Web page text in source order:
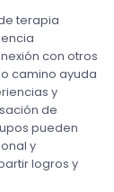
terapia
con otros
camino ayuda
y
de
pueden
y
logros y